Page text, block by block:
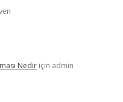
Nedir için admin